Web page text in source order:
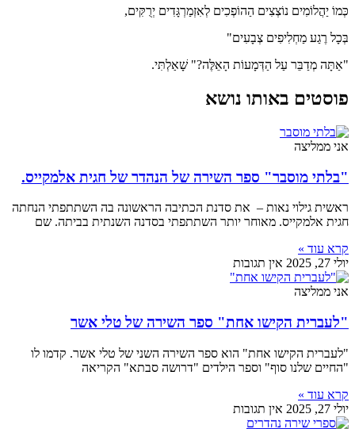
כְּמוֹ יַהֲלוֹמִים נוֹצְצִים הַהוֹפְכִים לְאִזְמַרְגָּדִים יְרֻקִּים,
בְּכָל רֶגַע מַחְלִיפִים צְבָעִים"
"אַתָּה מְדַבֵּר עַל הַדְּמָעוֹת הָאֵלֶּה?" שָׁאַלְתִּי.
פוסטים באותו נושא
אני ממליצה
"בלתי מוסבר" ספר השירה של הנהדר של חגית אלמקייס.
ראשית גילוי נאות – את סדנת הכתיבה הראשונה בה השתתפתי הנחתה
חגית אלמקייס. מאוחר יותר השתתפתי בסדנה השנתית בביתה. שם
קרא עוד »
יולי 27, 2025
אין תגובות
אני ממליצה
"לעברית הקישו אחת" ספר השירה של טלי אשר
"לעברית הקישו אחת" הוא ספר השירה השני של טלי אשר. קדמו לו
"החיים שלנו סוף" וספר הילדים "דרושה סבתא" הקריאה
קרא עוד »
יולי 27, 2025
אין תגובות